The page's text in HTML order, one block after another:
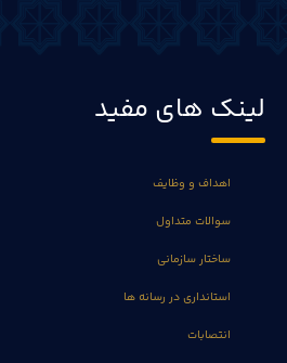
لینک های مفید
اهداف و وظایف
سوالات متداول
ساختار سازمانی
استانداری در رسانه ها
انتصابات